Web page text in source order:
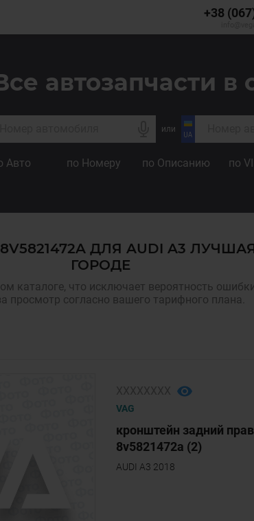
+38
автозапчасти
или
Авто по Номеру по Описанию по
ДЛЯ AUDI A3
ГОРОДЕ
каталоге, что исключает вероятность
просмотр согласно вашего тарифного плана.
VAG
кронштейн задний
8v5821472a (2)
AUDI A3 2018